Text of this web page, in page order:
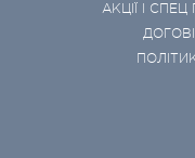
АКЦІЇ І СПЕЦ